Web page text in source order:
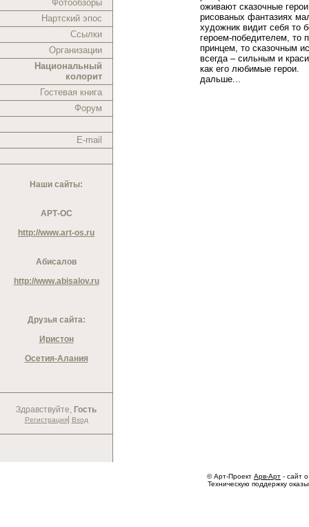
Фотообзоры
Нартский эпос
Ссылки
Организации
Национальный
колорит
Гостевая книга
Форум
E-mail
Наши сайты:
АРТ-ОС
http://www.art-os.ru
Абисалов
http://www.abisalov.ru
Друзья сайта:
Иристон
Осетия-Алания
Здравствуйте, Гость
Регистрация| Вход
оживают сказочные
рисованых фантазиях
художник видит себя то
героем-победителем, то
принцем, то сказочным
всегда – сильным и
как его любимые герои.
дальше...
© Арт-Проект Арв-Арт - сайт
Техническую поддержку